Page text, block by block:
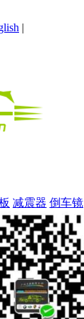
|
减震器 倒车镜